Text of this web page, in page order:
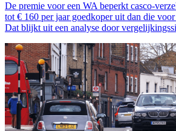
De premie voor een WA beperkt casco-
tot € 160 per jaar goedkoper uit dan die
Dat blijkt uit een analyse door